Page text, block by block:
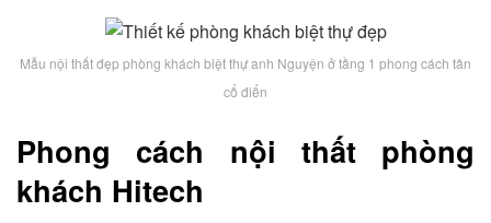
Mẫu nội thất đẹp phòng khách biệt thự anh Nguyện ở tầng 1 phong cách tân
cổ điển
Phong cách nội thất phòng
khách Hitech